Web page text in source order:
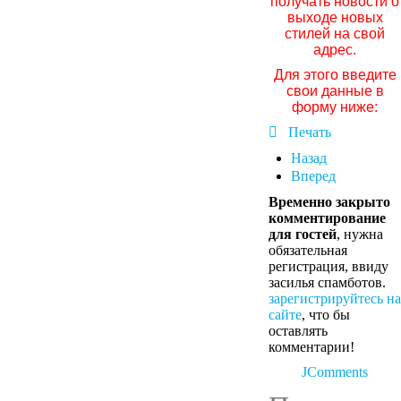
выходе новых
стилей на свой
адрес.
Для этого введите
свои данные в
форму ниже:
Печать
Назад
Вперед
Временно закрыто
комментирование
для гостей, нужна
обязательная
регистрация, ввиду
засилья спамботов.
зарегистрируйтесь на
сайте, что бы
оставлять
комментарии!
JComments